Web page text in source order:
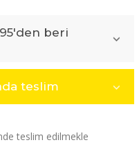
beri
teslim
teslim edilmekle